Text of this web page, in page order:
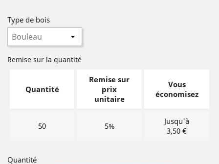
Type de bois
Remise sur la quantité
Quantité
Remise sur
prix
unitaire
Vous
économisez
50 5%
Jusqu'à
3,50 €
Quantité